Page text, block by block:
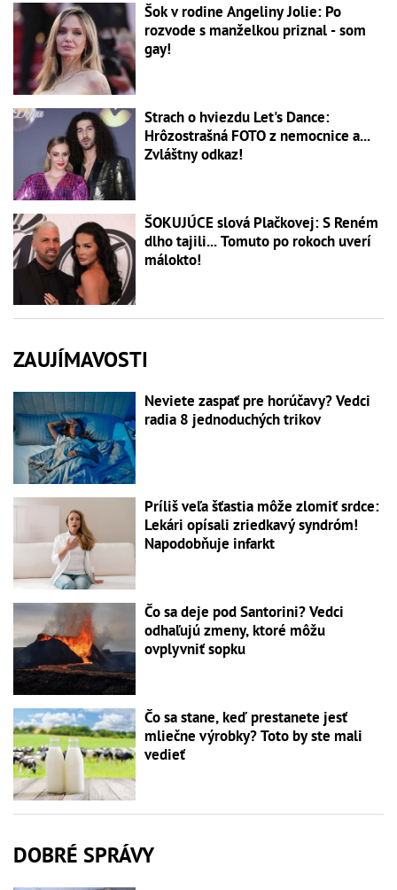
Šok v rodine Angeliny Jolie: Po
rozvode s manželkou priznal - som
gay!
Strach o hviezdu Let's Dance:
Hrôzostrašná FOTO z nemocnice a...
Zvláštny odkaz!
ŠOKUJÚCE slová Plačkovej: S Reném
dlho tajili... Tomuto po rokoch uverí
málokto!
ZAUJÍMAVOSTI
Neviete zaspať pre horúčavy? Vedci
radia 8 jednoduchých trikov
Príliš veľa šťastia môže zlomiť srdce:
Lekári opísali zriedkavý syndróm!
Napodobňuje infarkt
Čo sa deje pod Santorini? Vedci
odhaľujú zmeny, ktoré môžu
ovplyvniť sopku
Čo sa stane, keď prestanete jesť
mliečne výrobky? Toto by ste mali
vedieť
DOBRÉ SPRÁVY